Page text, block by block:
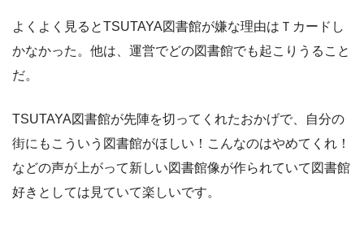
よくよく見るとTSUTAYA図書館が嫌な理由はＴカードし
かなかった。他は、運営でどの図書館でも起こりうること
だ。
TSUTAYA図書館が先陣を切ってくれたおかげで、自分の
街にもこういう図書館がほしい！こんなのはやめてくれ！
などの声が上がって新しい図書館像が作られていて図書館
好きとしては見ていて楽しいです。